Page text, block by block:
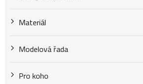
Materiál
Modelová řada
Pro koho